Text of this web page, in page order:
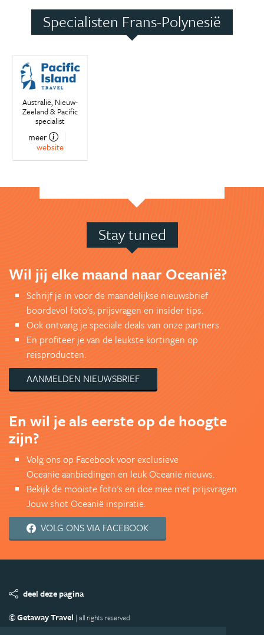
Specialisten Frans-Polynesië
Australië, Nieuw-
Zeeland & Pacific
specialist
meer
website
Stay tuned
Wil jij elke maand naar Oceanië?
Schrijf je in voor de maandelijkse nieuwsbrief
boordevol foto's, prijsvragen en insider tips.
Ook ontvang je speciale deals van onze partners.
En profiteer je van de leukste kortingen op
reisproducten.
AANMELDEN NIEUWSBRIEF
En wil je als eerste op de hoogte
zijn?
Volg ons op Facebook voor exclusieve
Oceanië aanbiedingen en leuk Oceanië nieuws.
Bekijk de mooiste foto's en doe mee met prijsvragen.
Jouw shot Oceanië inspiratie.
VOLG ONS VIA FACEBOOK
deel deze pagina
© Getaway Travel | all rights reserved